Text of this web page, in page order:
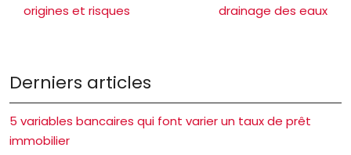
origines et risques
drainage des eaux
Derniers articles
5 variables bancaires qui font varier un taux de prêt
immobilier